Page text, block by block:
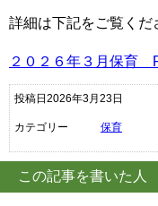
詳細は下記をご覧くだ
２０２６年３月保
投稿日2026年3月23日
カテゴリー 保育
この記事を書いた人